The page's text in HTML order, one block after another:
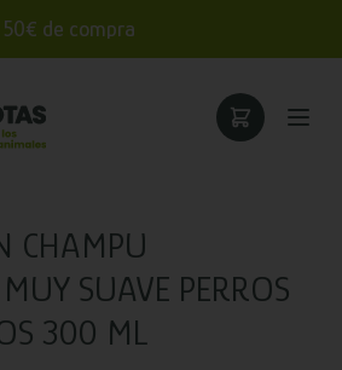
50€ de compra
CHAMPU
SUAVE PERROS
300 ML